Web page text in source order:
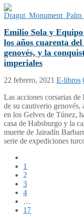
Emilio Sola y
los años cuarenta
genovés, y la
imperiales
22 febrero, 2021 E-libros
Las acciones corsarias
de su cautiverio
en los Gelves de Túnez,
casa de Habsburgo y la
muerte de Jairadín
serie de expediciones
1
2
3
4
…
17